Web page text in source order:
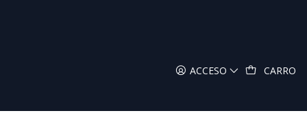
ACCESO CARRO